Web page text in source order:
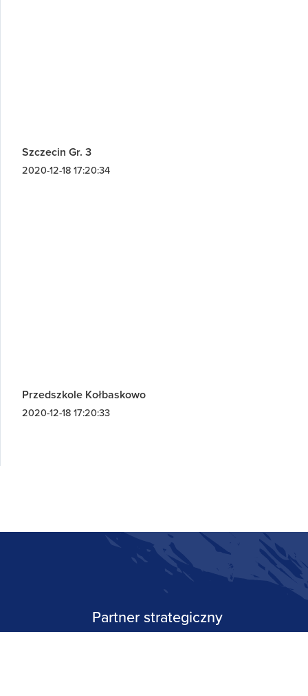
Szczecin Gr. 3
2020-12-18 17:20:34
Przedszkole Kołbaskowo
2020-12-18 17:20:33
Partner strategiczny